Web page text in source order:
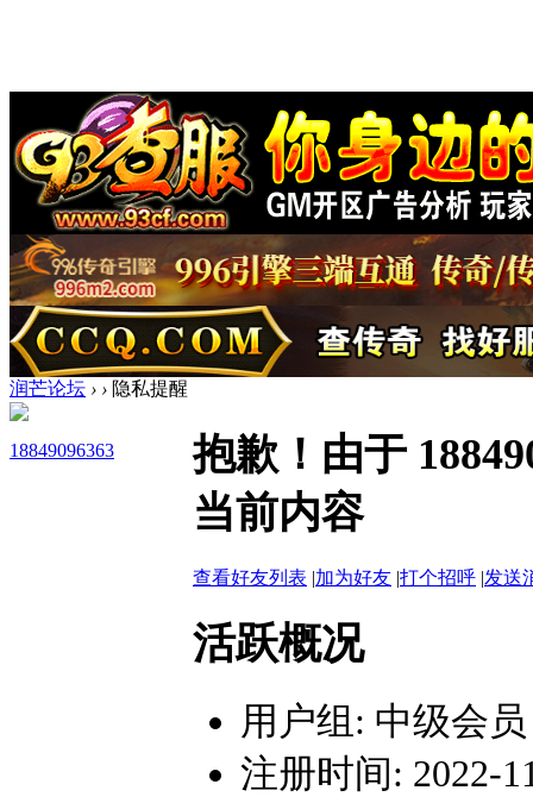
润芒论坛 › › 隐私提醒
18849096363
抱歉！由于
当前内容
查看好友列表 |加为好友 |打个招呼 |发送
活跃概况
用户组: 中级会员
注册时间: 2022-